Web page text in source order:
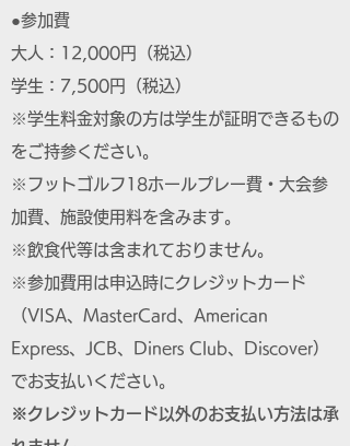
●参加費
大人：12,000円（税込）
学生：7,500円（税込）
※学生料金対象の方は学生が証明できるもの
をご持参ください。
※フットゴルフ18ホールプレー費・大会参
加費、施設使用料を含みます。
※飲食代等は含まれておりません。
※参加費用は申込時にクレジットカード
（VISA、MasterCard、American
Express、JCB、Diners Club、Discover）
でお支払いください。
※クレジットカード以外のお支払い方法は承